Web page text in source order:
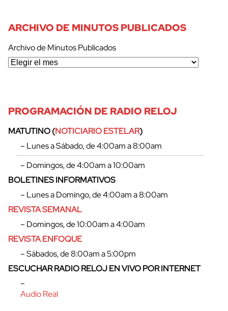
cerrar
ARCHIVO DE MINUTOS PUBLICADOS
Archivo de Minutos Publicados
PROGRAMACIÓN DE RADIO RELOJ
MATUTINO (NOTICIARIO ESTELAR)
– Lunes a Sábado, de 4:00am a 8:00am
– Domingos, de 4:00am a 10:00am
BOLETINES INFORMATIVOS
– Lunes a Domingo, de 4:00am a 8:00am
REVISTA SEMANAL
– Domingos, de 10:00am a 4:00am
REVISTA ENFOQUE
– Sábados, de 8:00am a 5:00pm
ESCUCHAR RADIO RELOJ EN VIVO POR INTERNET
–
Audio Real